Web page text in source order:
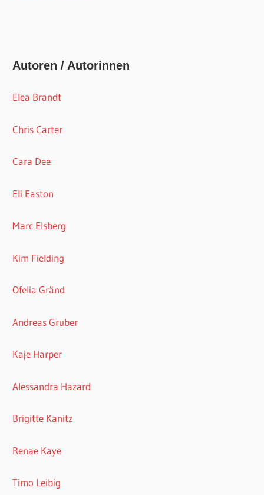
Autoren / Autorinnen
Elea Brandt
Chris Carter
Cara Dee
Eli Easton
Marc Elsberg
Kim Fielding
Ofelia Gränd
Andreas Gruber
Kaje Harper
Alessandra Hazard
Brigitte Kanitz
Renae Kaye
Timo Leibig